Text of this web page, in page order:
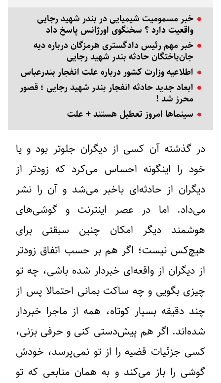
خبر مسمومیت شیمیایی در بندر شهید رجایی
واقعیت دارد ؟ سخنگوی اورژانس پاسخ داد
خبر مهم رئیس دادگستری هرمزگان درباره دیه
جان‌باختگان حادثه بندر شهید رجایی
اطلاعیه وزارت کشور درباره علت انفجار بندرعباس
ابعاد جدید حادثه انفجار بندر شهید رجایی ؛ قصور
محرز شد !
سینماها امروز تعطیل هستند + علت
در گذشته آن کسی از دیگران جلوتر بود و یا
خود را اینگونه احساس می‌کرد که زودتر از
دیگران از حادثه‌ای باخبر می‌شد و آن را نشر
می‌داد. اما در عصر اینترنت و گوشی‌های
هوشمند دیگر امکان چنین سبقتی برای
هیچ‌کس نیست؛ اگر هم بر حسب اتفاق زودتر
از دیگران از واقعه‌ای خبردار شده باشی، چه تو
چیزی بگویی و چه ساکت بمانی احتمالا پس از
چند دقیقه بسیار کوتاه، همه از ماجرا خبردار
شده‌اند. اگر هم پیش‌دستی کنی و حرفی بزنی،
کسی جزئیات قضیه را از تو نمی‌پرسد، خودش
گوشی را باز می‌کند و به همان منابعی که تو